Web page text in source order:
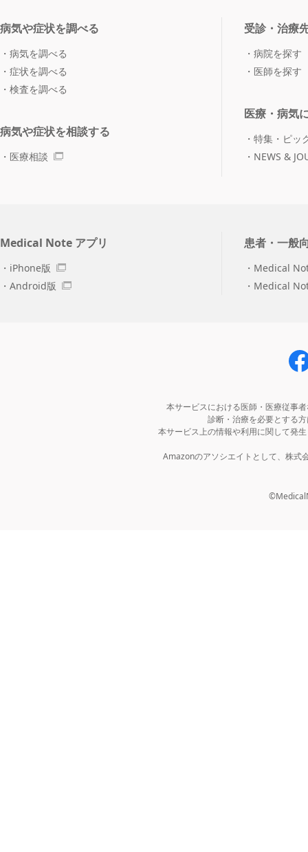
病気や症状を調べる
病気を調べる
症状を調べる
検査を調べる
病気や症状を相談する
医療相談
受診・治療
病院を探す
医師を探す
医療・病気
特集・ピッ
NEWS &
Medical Note アプリ
iPhone版
Android版
患者・一般
Medical
Medical
本サービスにおける医師・医療従事
診断・治療を必要とする
本サービス上の情報や利用に関して発
Amazonのアソシエイトとして、株式